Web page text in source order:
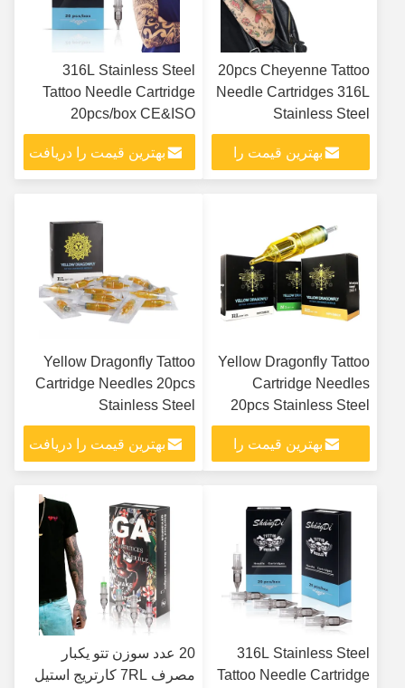
20pcs Cheyenne Tattoo
Needle Cartridges 316L
Stainless Steel
بهترین قیمت را
316L Stainless Steel
Tattoo Needle Cartridge
20pcs/box CE&ISO
Certified
بهترین قیمت را دریافت
Yellow Dragonfly Tattoo
Cartridge Needles
20pcs Stainless Steel
بهترین قیمت را
Yellow Dragonfly Tattoo
Cartridge Needles 20pcs
Stainless Steel
بهترین قیمت را دریافت
316L Stainless Steel
Tattoo Needle Cartridge
20 عدد سوزن تتو یکبار
مصرف 7RL کارتریج استیل